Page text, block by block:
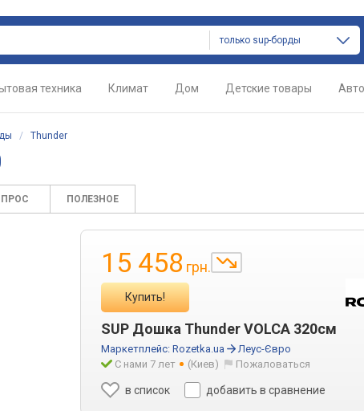
только sup-борды
техника Климат Дом Детские товары Авто
/ Thunder
ПОЛЕЗНОЕ
15 458 грн.
Купить!
SUP Дошка Thunder VOLCA 320см
Маркетплейс: Rozetka.ua
Леус-Євро
С нами 7 лет
(Киев) Пожаловаться
в список добавить в сравнение